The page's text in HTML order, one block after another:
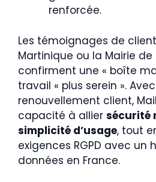
renforcée.
Les témoignages de
Martinique ou la Mairie de
confirment une « boîte
travail « plus serein ».
renouvellement client,
capacité à allier sécurité
simplicité d’usage, tout
exigences RGPD avec un
données en France.